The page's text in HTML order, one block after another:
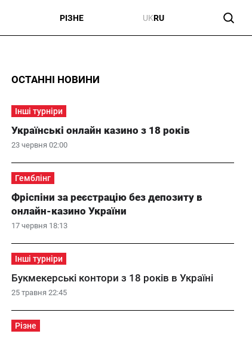
РІЗНЕ UKRU
ОСТАННІ НОВИНИ
Інші турніри
23 червня 02:00
Українські онлайн казино з 18 років
Гемблінг
17 червня 18:13
Фріспіни за реєстрацію без депозиту в
онлайн-казино України
Інші турніри
25 травня 22:45
Букмекерські контори з 18 років в Україні
Різне